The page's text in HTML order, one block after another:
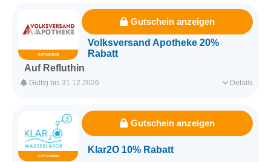
GUTSCHEIN
Gutschein anzeigen
Volksversand Apotheke 20%
Rabatt
Auf Refluthin
Sichere dir jetzt 20% Extra-Rabatt auf Refluthin Produkte mit
Auf ausgewählte Produkte
Ohne Mindestbestellwert
Erfasst am 07.08.2026
Details
Gültig bis 31.12.2026
GUTSCHEIN
Gutschein anzeigen
Klar2O 10% Rabatt